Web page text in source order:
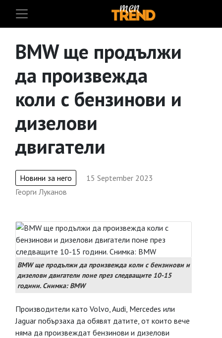
BMW ще продължи
да произвежда
коли с бензинови и
дизелови
двигатели
Новини за него
15 September 2023
Георги Луканов
BMW ще продължи да произвежда коли с бензинови и
дизелови двигатели поне през следващите 10-15
години. Снимка: BMW
Производители като Volvo, Audi, Mercedes или
Jaguar побързаха да обявят датите, от които вече
няма да произвеждат бензинови и дизелови